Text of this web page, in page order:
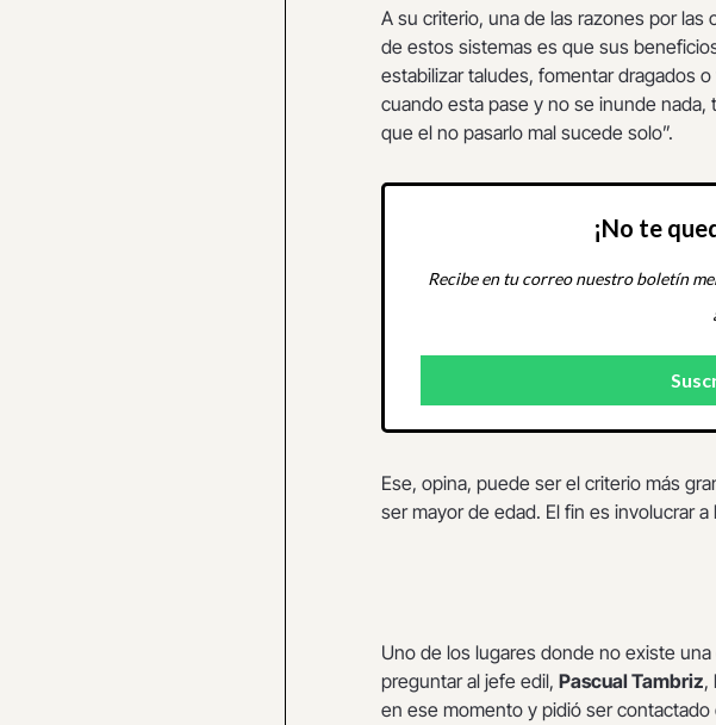
A su criterio, una de las razones por
de estos sistemas es que sus
estabilizar taludes, fomentar dragados
cuando esta pase y no se inunde
que el no pasarlo mal sucede solo”.
¡No te
Recibe en tu correo nuestro boletín
Ese, opina, puede ser el criterio más
ser mayor de edad. El fin es involucrar
Uno de los lugares donde no existe una
preguntar al jefe edil, Pascual Tambriz,
en ese momento y pidió ser